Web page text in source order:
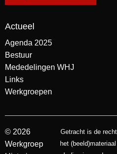
Actueel
Agenda 2025
Bestuur
Mededelingen WHJ
Links
Werkgroepen
© 2026
Werkgroep
Getracht is de
het